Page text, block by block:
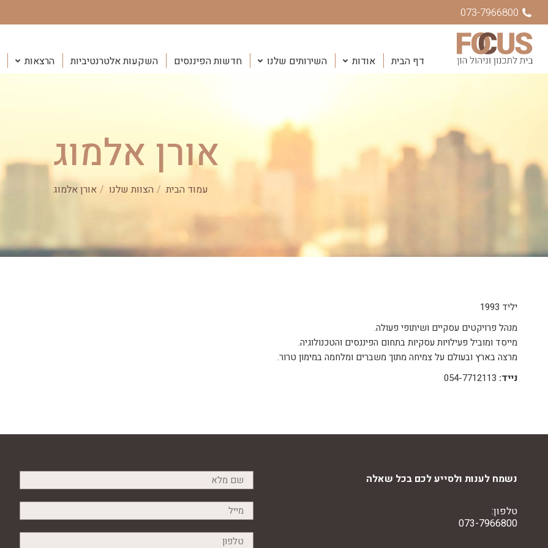
073-7966800
דף הבית אודות השירותים שלנו חדשות הפיננסים השקעות אלטרנטיביות הרצאות
אורן אלמוג
You are here:
עמוד הבית הצוות שלנו אורן אלמוג
יליד 1993
מנהל פרויקטים עסקיים ושיתופי פעולה.
מייסד ומוביל פעילויות עסקיות בתחום הפיננסים והטכנולוגיה.
מרצה בארץ ובעולם על צמיחה מתוך משברים ומלחמה במימון טרור.
נייד: 054-7712113
נשמח לענות ולסייע לכם בכל שאלה
טלפון:
073-7966800